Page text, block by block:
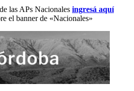
las APs Nacionales ingresá aquí
el banner de «Nacionales»